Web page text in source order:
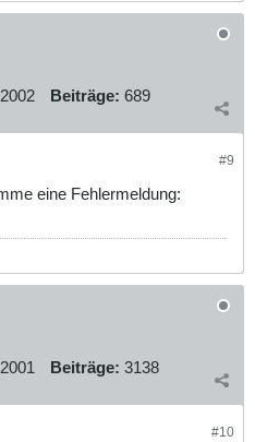
Beiträge: 689
#9
eine Fehlermeldung:
Beiträge: 3138
#10